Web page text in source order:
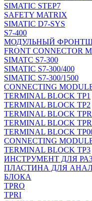
SIMATIC STEP7
SAFETY MATRIX
SIMATIC D7-SYS
S7-400
МОДУЛЬНЫЙ
FRONT CONNECTOR
SIMATC S7-300
SIMATIC S7-300/400
SIMATIC S7-300/1500
CONNECTING
TERMINAL BLOCK TP1
TERMINAL BLOCK TP2
TERMINAL BLOCK
TERMINAL BLOCK
TERMINAL BLOCK
CONNECTING
TERMINAL BLOCK TP3
ИНСТРУМЕНТ ДЛЯ
ПЛАСТИНА ДЛЯ
БЛОКА
TPRO
TPRI